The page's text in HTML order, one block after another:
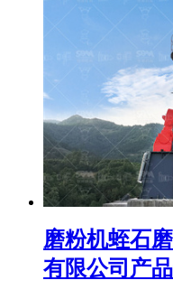
磨粉机蛭石
有限公司产